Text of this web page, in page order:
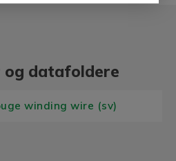
og datafoldere
winding wire (sv)